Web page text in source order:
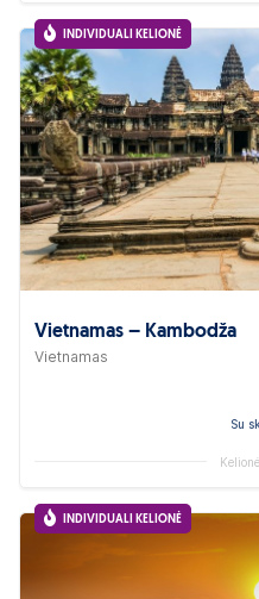
INDIVIDUALI KELIONĖ
Vietnamas – Kambodža
Vietnamas
Su
INDIVIDUALI KELIONĖ